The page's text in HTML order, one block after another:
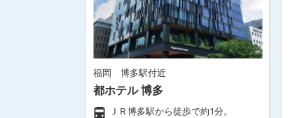
福岡 博多駅付近
都ホテル 博多
ＪＲ博多駅から徒歩で約1分。